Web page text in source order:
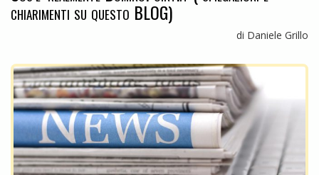
chiarimenti su questo BLOG)
di Daniele Grillo